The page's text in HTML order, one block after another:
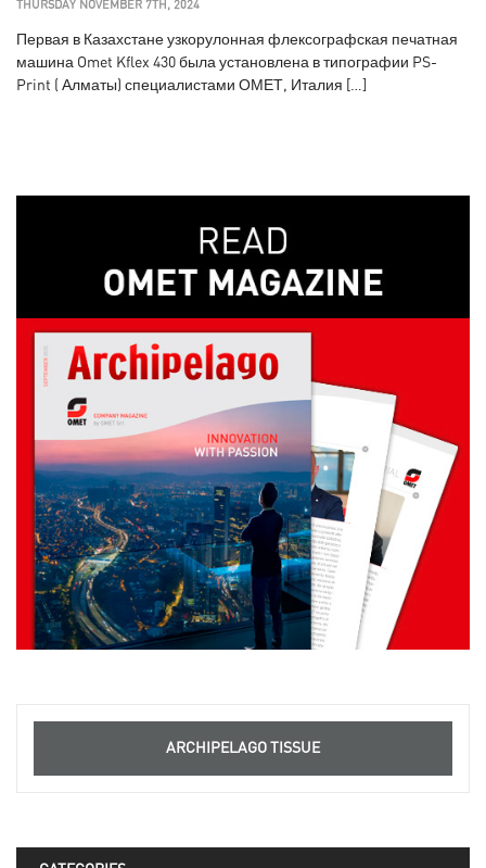
THURSDAY NOVEMBER 7TH, 2024
Первая в Казахстане узкорулонная флексографская печатная
машина Omet Kflex 430 была установлена в типографии PS-
Print ( Алматы) специалистами ОМЕТ, Италия […]
ARCHIPELAGO TISSUE